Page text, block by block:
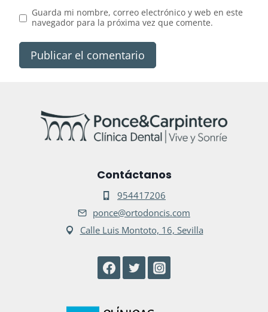
Guarda mi nombre, correo electrónico y web en este
navegador para la próxima vez que comente.
Contáctanos
954417206
ponce@ortodoncis.com
Calle Luis Montoto, 16, Sevilla